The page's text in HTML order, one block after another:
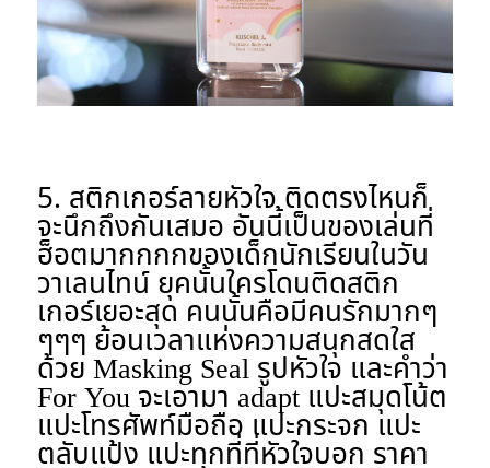
5. สติกเกอร์ลายหัวใจ ติดตรงไหนก็
จะนึกถึงกันเสมอ อันนี้เป็นของเล่นที่
ฮ็อตมากกกกของเด็กนักเรียนในวัน
วาเลนไทน์ ยุคนั้นใครโดนติดสติก
เกอร์เยอะสุด คนนั้นคือมีคนรักมากๆ
ๆๆๆ ย้อนเวลาแห่งความสนุกสดใส
ด้วย Masking Seal รูปหัวใจ และคำว่า
For You จะเอามา adapt แปะสมุดโน้ต
แปะโทรศัพท์มือถือ แปะกระจก แปะ
ตลับแป้ง แปะทุกที่ที่หัวใจบอก ราคา